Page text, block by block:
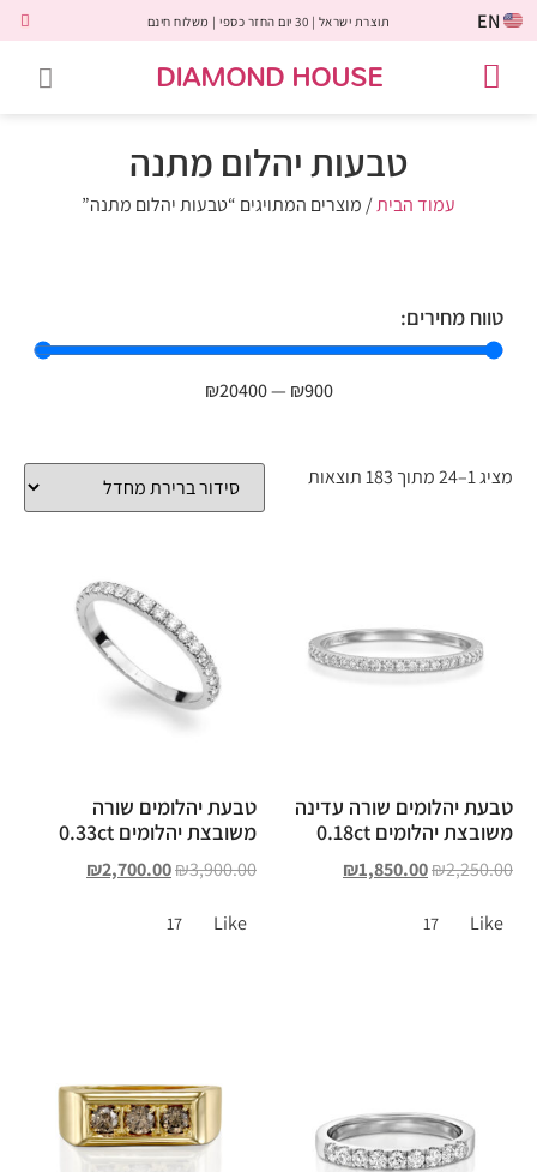
EN תוצרת ישראל | 30 יום החזר כספי | משלוח חינם
DIAMOND HOUSE
טבעות יהלום מתנה
עמוד הבית/ מוצרים המתויגים “טבעות יהלום מתנה”
טווח מחירים:
₪900
—
₪20400
מציג 1–24 מתוך 183 תוצאות
טבעת יהלומים שורה עדינה
משובצת יהלומים 0.18ct
₪2,250.00
₪1,850.00
Like
17
טבעת יהלומים שורה
משובצת יהלומים 0.33ct
₪3,900.00
₪2,700.00
Like
17